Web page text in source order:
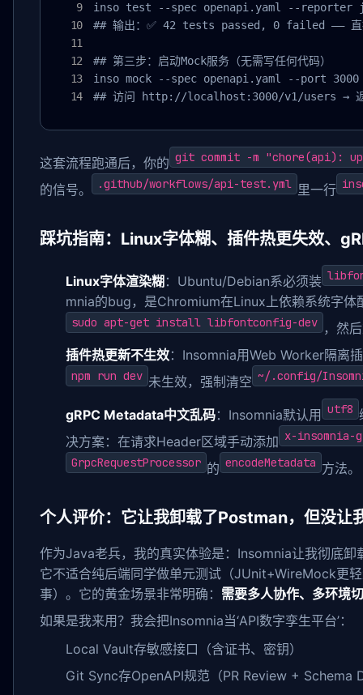
inso test --spec openapi.yaml --reporter
## 输出：✅ 42 tests passed, 0 failed ——
## 第三步：启动Mock服务（无需写任何代码）
inso mock --spec openapi.yaml --port 3000
## 访问 http://localhost:3000/v1/users → 返回
这套流程跑通后，你的 git commit -m "chore(api):
的信号。 .github/workflows/api-test.yml 里一行
踩坑指南：Linux字体糊、插件热更失效、
Linux字体渲染糊 ：Ubuntu/Debian系必须装
mnia的bug，是Chromium在Linux上依赖系统字体
sudo apt-get install libfontconfig-dev ，然
插件热更新不生效：Insomnia用Web Worker隔离
npm run dev 未生效，强制清空 ~/.config/
gRPC Metadata中文乱码：Insomnia默认用 utf8
决方案：在请求Header区域手动添加 x-insomnia-
GrpcRequestProcessor 的 encodeMetadata 方法。
个人评价：它让我卸载了Postman，但没让
作为Java老兵，我的真实体验是：Insomnia让我彻底
它不适合纯后端同学做单元测试（JUnit+WireMock更
事）。它的黄金场景非常明确： 需要多人协作、多环境
如果是我来用？我会把Insomnia当‘API数字孪生平台’：
Local Vault存敏感接口（含证书、密钥）
Git Sync存OpenAPI规范（PR Review + Schema